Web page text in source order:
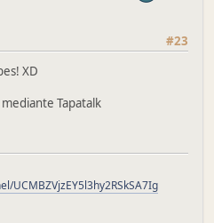
#23
XD
Tapatalk
UCMBZVjzEY5l3hy2RSkSA7Ig